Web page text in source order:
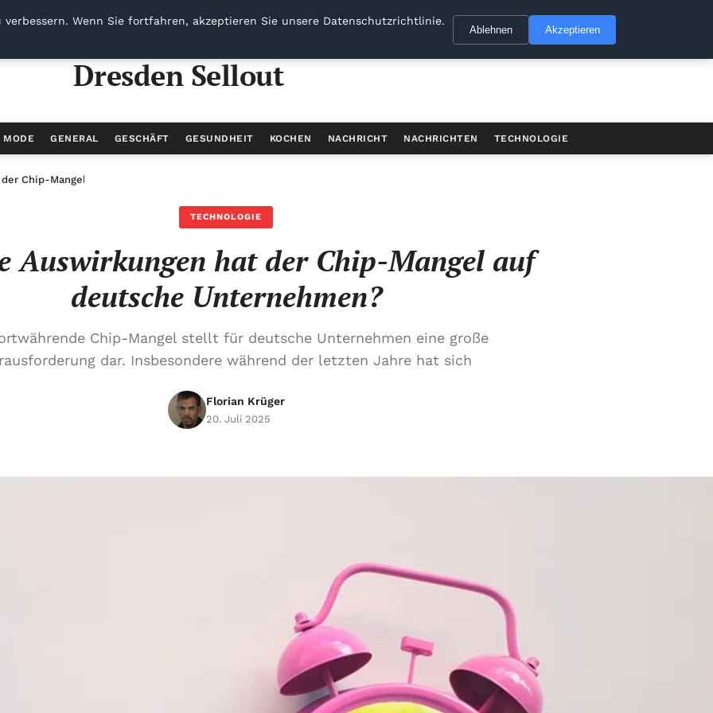
Dresden Sellout
MODE GENERAL GESCHÄFT GESUNDHEIT KOCHEN NACHRICHT NACHRICHTEN TECHNOLOGIE
Chip-Mangel auf deutsche Unternehmen?
TECHNOLOGIE
Auswirkungen hat der Chip-Mangel auf
deutsche Unternehmen?
Chip-Mangel stellt für deutsche Unternehmen eine große
dar. Insbesondere während der letzten Jahre hat sich
Florian Krüger
20. Juli 2025
Wenn Sie fortfahren, akzeptieren Sie unsere Datenschutzrichtlinie.
Ablehnen Akzeptieren